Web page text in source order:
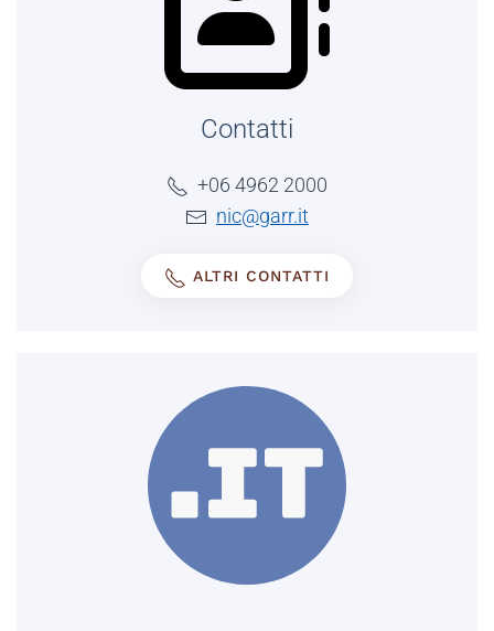
Contatti
+06 4962 2000
nic@garr.it
ALTRI CONTATTI